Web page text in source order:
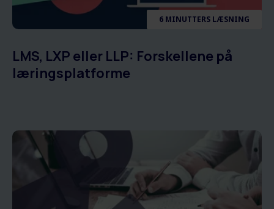
6 MINUTTERS LÆSNING
LMS, LXP eller LLP: Forskellene på
læringsplatforme